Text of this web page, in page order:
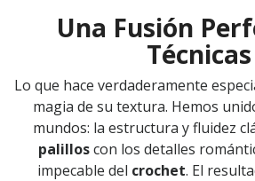
Una Fusión
Técnicas
Lo que hace verdaderamente
magia de su textura. Hemos
mundos: la estructura y fluidez
palilloscon los detalles
impecable del crochet. El